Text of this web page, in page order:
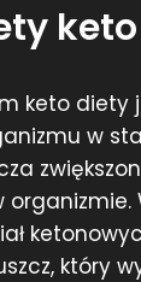
keto
keto diety
w
organizmie.
który